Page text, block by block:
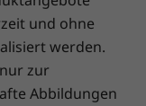
s
Bis zu 128
DDR5,
und ohne
werden.
zur
Abbildungen